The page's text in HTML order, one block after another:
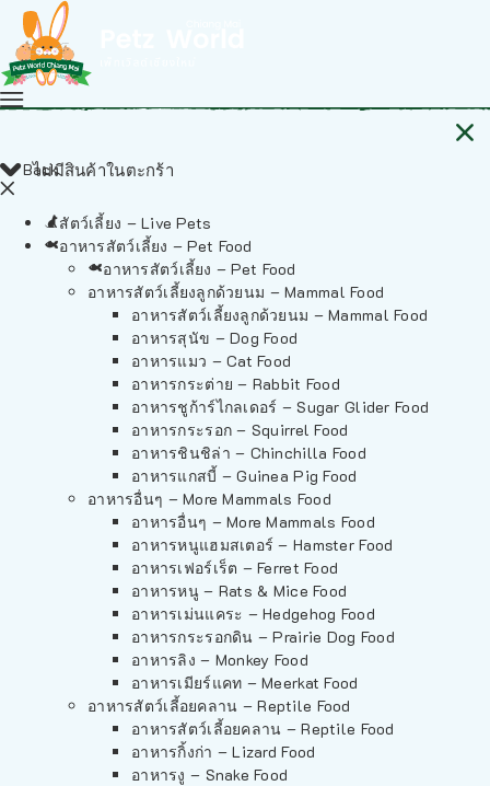
ไม่มีสินค้าในตะกร้า
Back
สัตว์เลี้ยง – Live Pets
อาหารสัตว์เลี้ยง – Pet Food
อาหารสัตว์เลี้ยง – Pet Food
อาหารสัตว์เลี้ยงลูกด้วยนม – Mammal Food
อาหารสัตว์เลี้ยงลูกด้วยนม – Mammal Food
อาหารสุนัข – Dog Food
อาหารแมว – Cat Food
อาหารกระต่าย – Rabbit Food
อาหารชูก้าร์ไกลเดอร์ – Sugar Glider Food
อาหารกระรอก – Squirrel Food
อาหารชินชิล่า – Chinchilla Food
อาหารแกสบี้ – Guinea Pig Food
อาหารอื่นๆ – More Mammals Food
อาหารอื่นๆ – More Mammals Food
อาหารหนูแฮมสเตอร์ – Hamster Food
อาหารเฟอร์เร็ต – Ferret Food
อาหารหนู – Rats & Mice Food
อาหารเม่นแคระ – Hedgehog Food
อาหารกระรอกดิน – Prairie Dog Food
อาหารลิง – Monkey Food
อาหารเมียร์แคท – Meerkat Food
อาหารสัตว์เลี้อยคลาน – Reptile Food
อาหารสัตว์เลี้อยคลาน – Reptile Food
อาหารกิ้งก่า – Lizard Food
อาหารงู – Snake Food